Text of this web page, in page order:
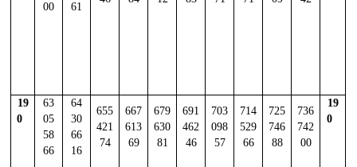
00
61
19
0
63
05
58
66
64
30
66
16
655
421
74
667
613
69
679
630
81
691
462
46
703
098
57
714
529
66
725
746
88
736
742
00
19
0